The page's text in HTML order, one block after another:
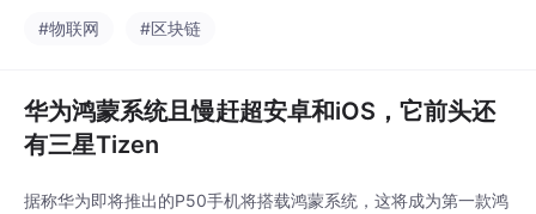
#物联网
#区块链
华为鸿蒙系统且慢赶超安卓和iOS，它前头还
有三星Tizen
据称华为即将推出的P50手机将搭载鸿蒙系统，这将成为第一款鸿